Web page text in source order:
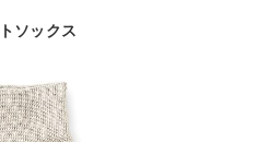
ソックス